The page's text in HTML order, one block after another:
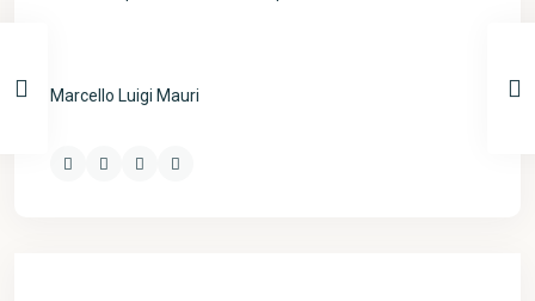
Marcello Luigi Mauri